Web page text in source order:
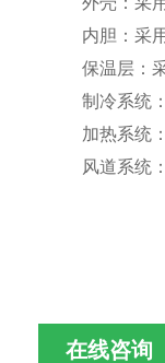
内胆：采
保温层：
制冷系统
加热系统
风道系统
在线咨询